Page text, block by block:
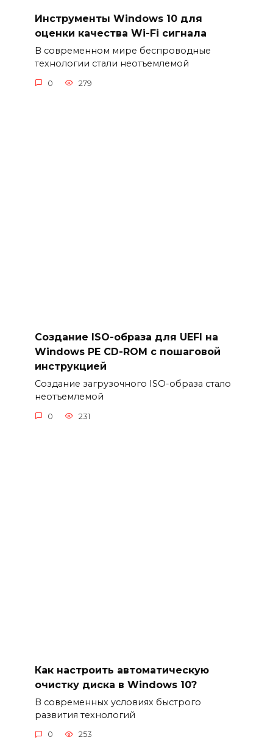
Инструменты Windows 10 для
оценки качества Wi-Fi сигнала
В современном мире беспроводные
технологии стали неотъемлемой
0 279
Создание ISO-образа для UEFI на
Windows PE CD-ROM с пошаговой
инструкцией
Создание загрузочного ISO-образа стало
неотъемлемой
0 231
Как настроить автоматическую
очистку диска в Windows 10?
В современных условиях быстрого
развития технологий
0 253